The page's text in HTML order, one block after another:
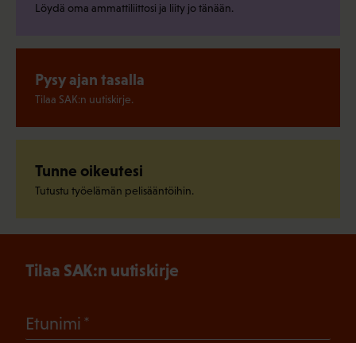
Löydä oma ammattiliittosi ja liity jo tänään.
Pysy ajan tasalla
Tilaa SAK:n uutiskirje.
Tunne oikeutesi
Tutustu työelämän pelisääntöihin.
Tilaa SAK:n uutiskirje
Etunimi